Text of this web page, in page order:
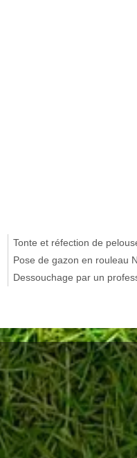
Tonte et réfection de
Pose de gazon en rouleau
Dessouchage par un